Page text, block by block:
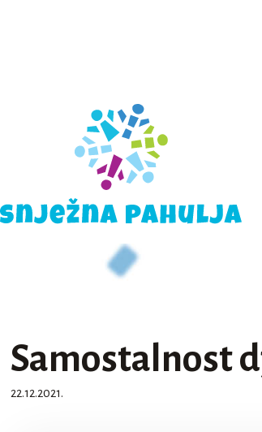
Samostalnost
22.12.2021.